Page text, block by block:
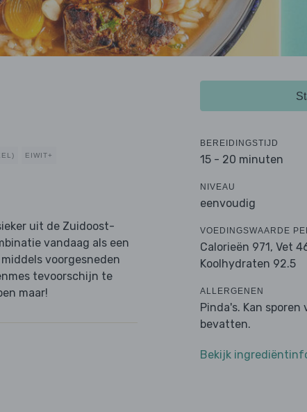
EIWIT+
uit de Zuidoost-
vandaag als een
voorgesneden
tevoorschijn te
maar!
BEREIDINGSTIJD
15 - 20 minuten
NIVEAU
eenvoudig
VOEDINGSWAARDE
Calorieën 971, Vet
Koolhydraten 92.5
ALLERGENEN
Pinda's. Kan
bevatten.
Bekijk